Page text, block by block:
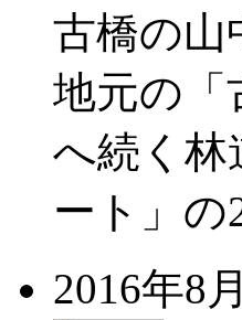
古橋の山
地元の「
へ続く林
ート」
2016年8